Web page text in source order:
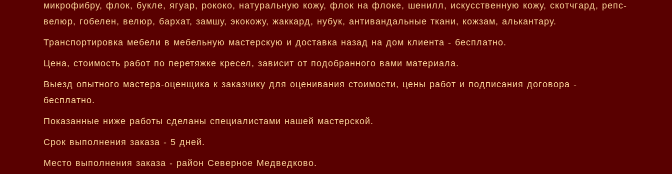
микрофибру, флок, букле, ягуар, рококо, натуральную кожу, флок на флоке, шенилл, искусственную кожу, скотчгард, репс-
велюр, гобелен, велюр, бархат, замшу, экокожу, жаккард, нубук, антивандальные ткани, кожзам, алькантару.
Транспортировка мебели в мебельную мастерскую и доставка назад на дом клиента - бесплатно.
Цена, стоимость работ по перетяжке кресел, зависит от подобранного вами материала.
Выезд опытного мастера-оценщика к заказчику для оценивания стоимости, цены работ и подписания договора -
бесплатно.
Показанные ниже работы сделаны специалистами нашей мастерской.
Срок выполнения заказа - 5 дней.
Место выполнения заказа - район Северное Медведково.